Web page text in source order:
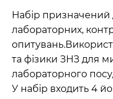
Набір
лабораторних,
та фізики ЗНЗ для
лабораторного
У набір входить 4